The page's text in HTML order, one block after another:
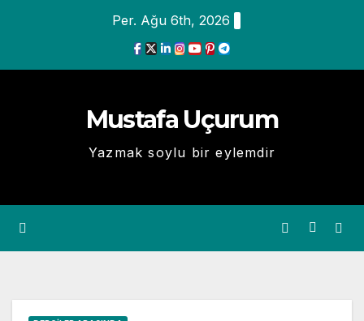
Per. Ağu 6th, 2026
Mustafa Uçurum
Yazmak soylu bir eylemdir